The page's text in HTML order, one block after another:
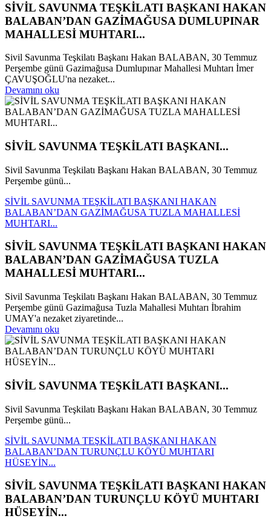
SİVİL SAVUNMA TEŞKİLATI BAŞKANI HAKAN
BALABAN’DAN GAZİMAĞUSA DUMLUPINAR
MAHALLESİ MUHTARI...
Sivil Savunma Teşkilatı Başkanı Hakan BALABAN, 30 Temmuz
Perşembe günü Gazimağusa Dumlupınar Mahallesi Muhtarı İmer
ÇAVUŞOĞLU'na nezaket...
Devamını oku
SİVİL SAVUNMA TEŞKİLATI BAŞKANI...
Sivil Savunma Teşkilatı Başkanı Hakan BALABAN, 30 Temmuz
Perşembe günü...
SİVİL SAVUNMA TEŞKİLATI BAŞKANI HAKAN
BALABAN’DAN GAZİMAĞUSA TUZLA MAHALLESİ
MUHTARI...
SİVİL SAVUNMA TEŞKİLATI BAŞKANI HAKAN
BALABAN’DAN GAZİMAĞUSA TUZLA
MAHALLESİ MUHTARI...
Sivil Savunma Teşkilatı Başkanı Hakan BALABAN, 30 Temmuz
Perşembe günü Gazimağusa Tuzla Mahallesi Muhtarı İbrahim
UMAY'a nezaket ziyaretinde...
Devamını oku
SİVİL SAVUNMA TEŞKİLATI BAŞKANI...
Sivil Savunma Teşkilatı Başkanı Hakan BALABAN, 30 Temmuz
Perşembe günü...
SİVİL SAVUNMA TEŞKİLATI BAŞKANI HAKAN
BALABAN’DAN TURUNÇLU KÖYÜ MUHTARI
HÜSEYİN...
SİVİL SAVUNMA TEŞKİLATI BAŞKANI HAKAN
BALABAN’DAN TURUNÇLU KÖYÜ MUHTARI
HÜSEYİN...